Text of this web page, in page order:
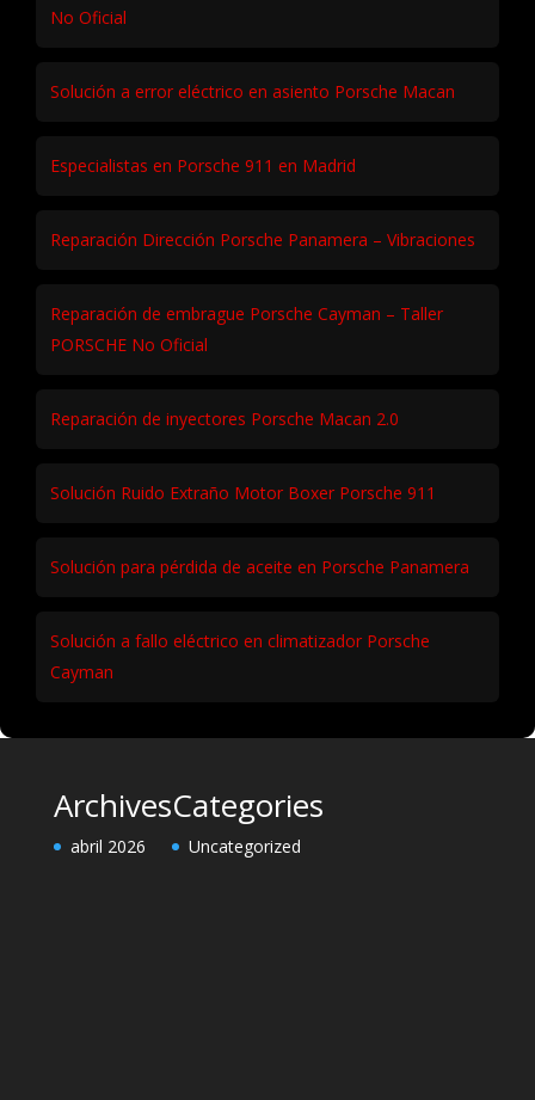
No Oficial
Solución a error eléctrico en asiento Porsche Macan
Especialistas en Porsche 911 en Madrid
Reparación Dirección Porsche Panamera – Vibraciones
Reparación de embrague Porsche Cayman – Taller
PORSCHE No Oficial
Reparación de inyectores Porsche Macan 2.0
Solución Ruido Extraño Motor Boxer Porsche 911
Solución para pérdida de aceite en Porsche Panamera
Solución a fallo eléctrico en climatizador Porsche
Cayman
Archives
abril 2026
Categories
Uncategorized